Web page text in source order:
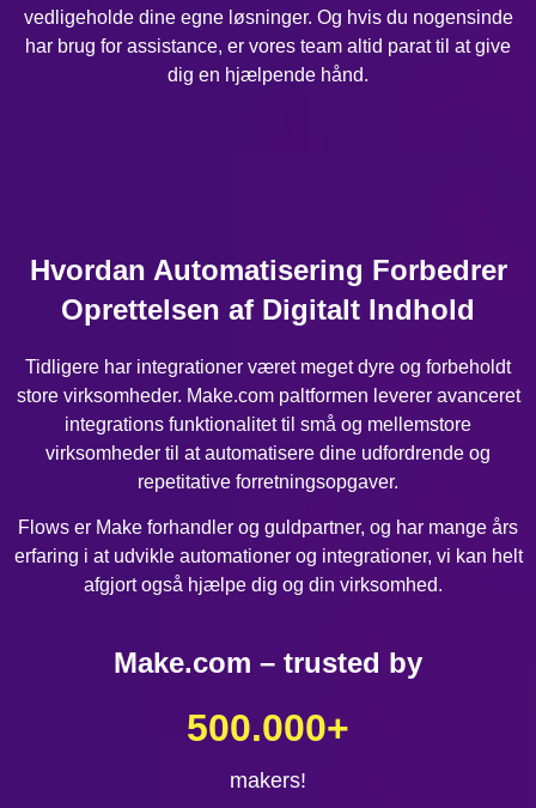
vedligeholde dine egne løsninger. Og hvis du nogensinde
har brug for assistance, er vores team altid parat til at give
dig en hjælpende hånd.
Hvordan Automatisering Forbedrer
Oprettelsen af Digitalt Indhold
Tidligere har integrationer været meget dyre og forbeholdt
store virksomheder. Make.com paltformen leverer avanceret
integrations funktionalitet til små og mellemstore
virksomheder til at automatisere dine udfordrende og
repetitative forretningsopgaver.
Flows er Make forhandler og guldpartner, og har mange års
erfaring i at udvikle automationer og integrationer, vi kan helt
afgjort også hjælpe dig og din virksomhed.
Make.com – trusted by
makers!
500.000+